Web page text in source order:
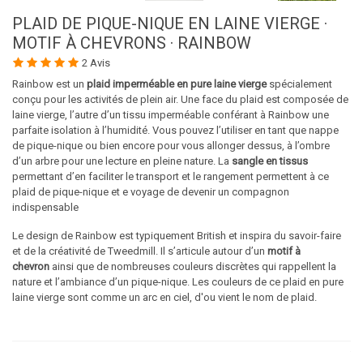
PLAID DE PIQUE-NIQUE EN LAINE VIERGE ·
MOTIF À CHEVRONS · RAINBOW
2 Avis
Rainbow est un plaid imperméable en pure laine viergespécialement
conçu pour les activités de plein air. Une face du plaid est composée de
laine vierge, l’autre d’un tissu imperméable conférant à Rainbow une
parfaite isolation à l’humidité. Vous pouvez l’utiliser en tant que nappe
de pique-nique ou bien encore pour vous allonger dessus, à l’ombre
d’un arbre pour une lecture en pleine nature. La sangle en tissus
permettant d’en faciliter le transport et le rangement permettent à ce
plaid de pique-nique et e voyage de devenir un compagnon
indispensable
Le design de Rainbow est typiquement British et inspira du savoir-faire
et de la créativité de Tweedmill. Il s’articule autour d’un motif à
chevron ainsi que de nombreuses couleurs discrètes qui rappellent la
nature et l’ambiance d’un pique-nique. Les couleurs de ce plaid en pure
laine vierge sont comme un arc en ciel, d'ou vient le nom de plaid.